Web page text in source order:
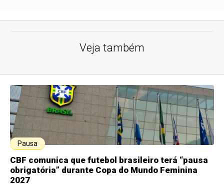
Veja também
Pausa
CBF comunica que futebol brasileiro terá “pausa
obrigatória” durante Copa do Mundo Feminina
2027